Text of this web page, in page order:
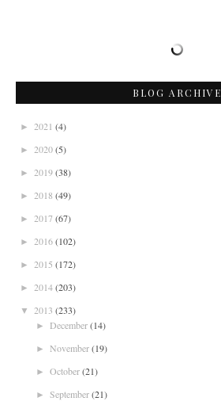
BLOG ARCHIVE
► 2021 (4)
► 2020(5)
► 2019(38)
► 2018 (49)
► 2017 (67)
► 2016(102)
► 2015 (172)
► 2014(203)
▼ 2013 (233)
► December(14)
► November(19)
► October(21)
► September(21)